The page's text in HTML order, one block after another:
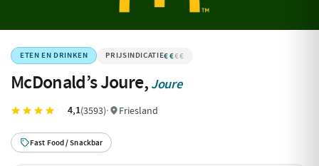
ETEN EN DRINKEN €€
€€€€
McDonald’s Joure, Joure
4,1(3593)· Friesland
Fast Food / Snackbar